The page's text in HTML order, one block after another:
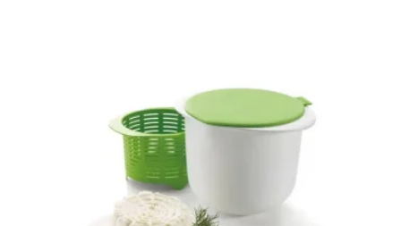
14,90 €